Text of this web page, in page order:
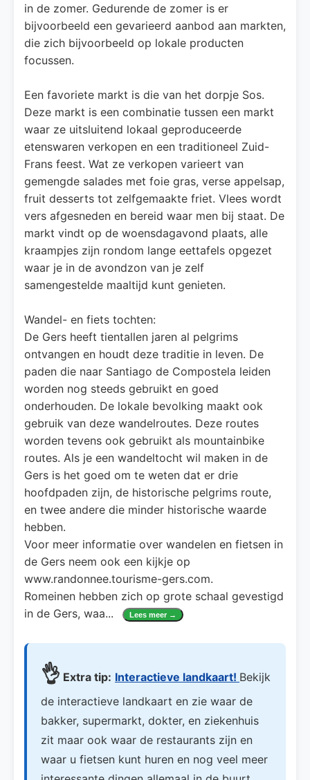
in de zomer. Gedurende de zomer is er
bijvoorbeeld een gevarieerd aanbod aan markten,
die zich bijvoorbeeld op lokale producten
focussen.
Een favoriete markt is die van het dorpje Sos.
Deze markt is een combinatie tussen een markt
waar ze uitsluitend lokaal geproduceerde
etenswaren verkopen en een traditioneel Zuid-
Frans feest. Wat ze verkopen varieert van
gemengde salades met foie gras, verse appelsap,
fruit desserts tot zelfgemaakte friet. Vlees wordt
vers afgesneden en bereid waar men bij staat. De
markt vindt op de woensdagavond plaats, alle
kraampjes zijn rondom lange eettafels opgezet
waar je in de avondzon van je zelf
samengestelde maaltijd kunt genieten.
Wandel- en fiets tochten:
De Gers heeft tientallen jaren al pelgrims
ontvangen en houdt deze traditie in leven. De
paden die naar Santiago de Compostela leiden
worden nog steeds gebruikt en goed
onderhouden. De lokale bevolking maakt ook
gebruik van deze wandelroutes. Deze routes
worden tevens ook gebruikt als mountainbike
routes. Als je een wandeltocht wil maken in de
Gers is het goed om te weten dat er drie
hoofdpaden zijn, de historische pelgrims route,
en twee andere die minder historische waarde
hebben.
Voor meer informatie over wandelen en fietsen in
de Gers neem ook een kijkje op
www.randonnee.tourisme-gers.com.
Romeinen hebben zich op grote schaal gevestigd
in de Gers, waa... Lees meer →
👌 Extra tip: Interactieve landkaart! Bekijk
de interactieve landkaart en zie waar de
bakker, supermarkt, dokter, en ziekenhuis
zit maar ook waar de restaurants zijn en
waar u fietsen kunt huren en nog veel meer